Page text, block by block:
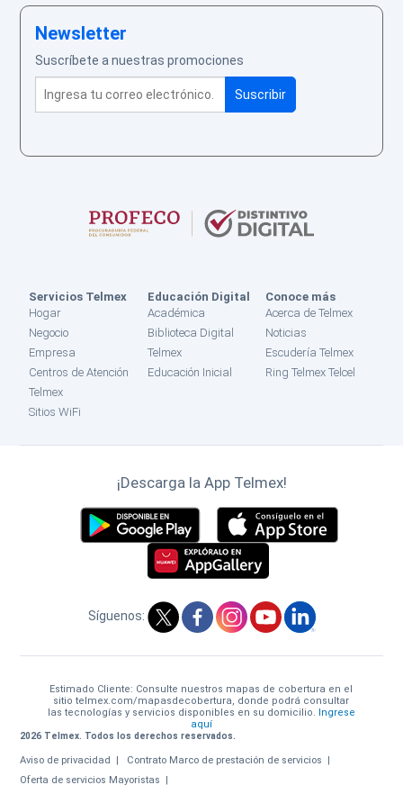
Newsletter
Suscríbete a nuestras promociones
Servicios Telmex
Hogar
Negocio
Empresa
Centros de Atención
Telmex
Sitios WiFi
Educación Digital
Académica
Biblioteca Digital
Telmex
Educación Inicial
Conoce más
Acerca de Telmex
Noticias
Escudería Telmex
Ring Telmex Telcel
¡Descarga la App Telmex!
Síguenos:
Estimado Cliente: Consulte nuestros mapas de cobertura en el
sitio telmex.com/mapasdecobertura, donde podrá consultar
las tecnologías y servicios disponibles en su domicilio. Ingrese
aquí
2026 Telmex. Todos los derechos reservados.
Aviso de privacidad
Contrato Marco de prestación de servicios
Oferta de servicios Mayoristas